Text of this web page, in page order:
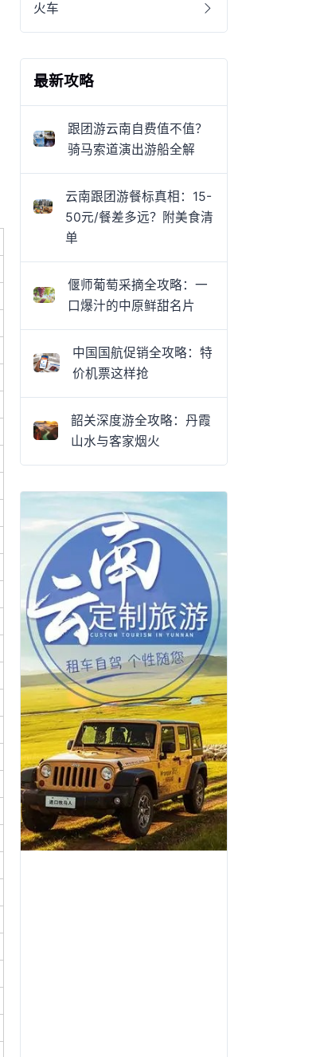
火车
最新攻略
跟团游云南自费值不值？
骑马索道演出游船全解
云南跟团游餐标真相：15-
50元/餐差多远？附美食清
单
偃师葡萄采摘全攻略：一
口爆汁的中原鲜甜名片
中国国航促销全攻略：特
价机票这样抢
韶关深度游全攻略：丹霞
山水与客家烟火